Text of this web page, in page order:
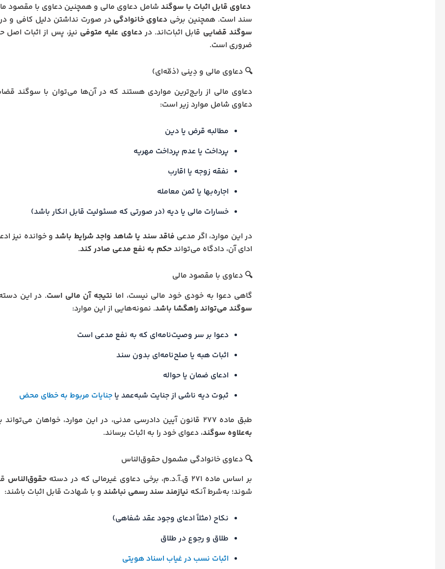
دعاوی قابل اثبات با سوگند شامل دعاوی مالی و همچنین دعاوی با مقصود
سند است. همچنین برخی دعاوی خانوادگی در صورت نداشتن دلیل کافی و
سوگند قضایی قابل اثبات‌اند. دردعاوی علیه متوفی نیز، پس از اثبات اصل
ضروری است.
🔍 دعاوی مالی و دِینی (ذمّه‌ای)
دعاوی مالی از رایج‌ترین مواردی هستند که در آن‌ها می‌توان با سوگند
دعاوی شامل موارد زیر است:
مطالبه قرض یا دین
پرداخت یا عدم پرداخت مهریه
نفقه زوجه یا اقارب
اجاره‌بها یا ثمن معامله
خسارات مالی یا دیه (در صورتی که مسئولیت قابل انکار باشد)
در این موارد، اگر مدعی فاقد سند یا شاهد واجد شرایط باشدو خوانده نیز
ادای آن، دادگاه می‌تواندحکم به نفع مدعی صادر کند.
🔍 دعاوی با مقصود مالی
گاهی دعوا به خودی خود مالی نیست، اما نتیجه آن مالی است. در این
سوگند می‌تواند راهگشا باشد. نمونه‌هایی از این موارد:
دعوا بر سر وصیت‌نامه‌ای که به نفع مدعی است
اثبات هبه یا صلح‌نامه‌ای بدون سند
ادعای ضمان یا حواله
ثبوت دیه ناشی از جنایت شبه‌عمد یا جنایات مربوط به خطای محض
طبق ماده ۲۷۷ قانون آیین دادرسی مدنی، در این موارد، خواهان می‌تواند با معرفی
به‌علاوه سوگند، دعوای خود را به اثبات برساند.
🔍 دعاوی خانوادگی مشمول حقوق‌الناس
بر اساس ماده ۲۷۱ ق.آ.د.م، برخی دعاوی غیرمالی که در دسته
حقوق‌الناس
شوند؛ به‌شرط آنکه نیازمند سند رسمی نباشند و با شهادت قابل اثبات باشند:
نکاح (مثلاً ادعای وجود عقد شفاهی)
طلاق و رجوع در طلاق
اثبات نسب در غیاب اسناد هویتی